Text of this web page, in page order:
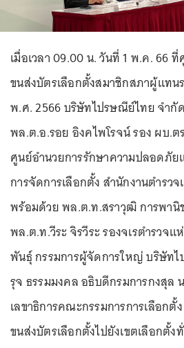
เมื่อเวลา 09.00 น. วันที่ 1 พ.ค. 66
ขนส่งบัตรเลือกตั้งสมาชิกสภาผู้แทน
พ.ศ. 2566 บริษัทไปรษณีย์ไทย จำกั
พล.ต.อ.รอย อิงคไพโรจน์ รอง ผบ.ต
ศูนย์อำนวยการรักษาความปลอดภัย
การจัดการเลือกตั้ง สำนักงานตำรว
พร้อมด้วย พล.ต.ท.สราวุฒิ การพานิ
พล.ต.ท.วีระ จิรวีระ รองจเรตำรวจ
พันธุ์ กรรมการผู้จัดการใหญ่ บริษัท
รุจ ธรรมมงคล อธิบดีกรมการกงสุล
เลขาธิการคณะกรรมการการเลือก
ขนส่งบัตรเลือกตั้งไปยังเขตเลือกตั้ง